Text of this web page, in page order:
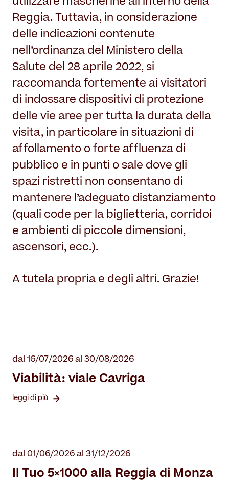
Museo per tutti
Land Art
Le Stagioni del Parco
Enti ospitati
Dove mangiare
Servizi
Accessibilità
Il Consorzio
Chi siamo
Notizie
Accordo di programma
Gestione della Reggia
Amministrazione trasparente
Contatti
Masterplan
Organizza il tuo evento
Overview
Matrimoni in Villa Reale
Location film
Villa Reale
Parco
Orangerie
Sving
utilizzare mascherine all’interno della
Reggia. Tuttavia, in considerazione
delle indicazioni contenute
nell’ordinanza del Ministero della
Salute del 28 aprile 2022, si
raccomanda fortemente ai visitatori
di indossare dispositivi di protezione
delle vie aree per tutta la durata della
visita, in particolare in situazioni di
affollamento o forte affluenza di
pubblico e in punti o sale dove gli
spazi ristretti non consentano di
mantenere l’adeguato distanziamento
(quali code per la biglietteria, corridoi
e ambienti di piccole dimensioni,
ascensori, ecc.).
A tutela propria e degli altri. Grazie!
dal 16/07/2026 al 30/08/2026
Viabilità: viale Cavriga
leggi di più
dal 01/06/2026 al 31/12/2026
Il Tuo 5×1000 alla Reggia di Monza